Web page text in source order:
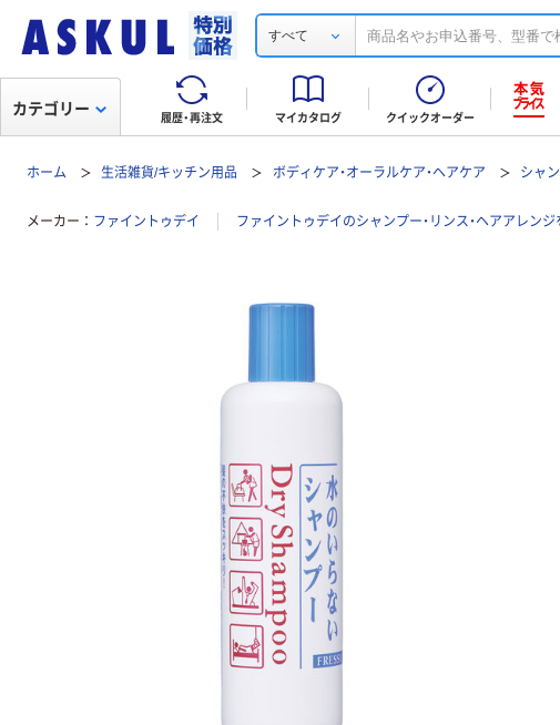
すべて
履歴・再注文 マイカタログ クイックオーダー
カテゴリー
ホーム 生活雑貨/キッチン用品 ボディケア・オーラルケア・ヘアケア シャ
メーカー ファイントゥデイ ファイントゥデイのシャンプー・リンス・ヘアアレン